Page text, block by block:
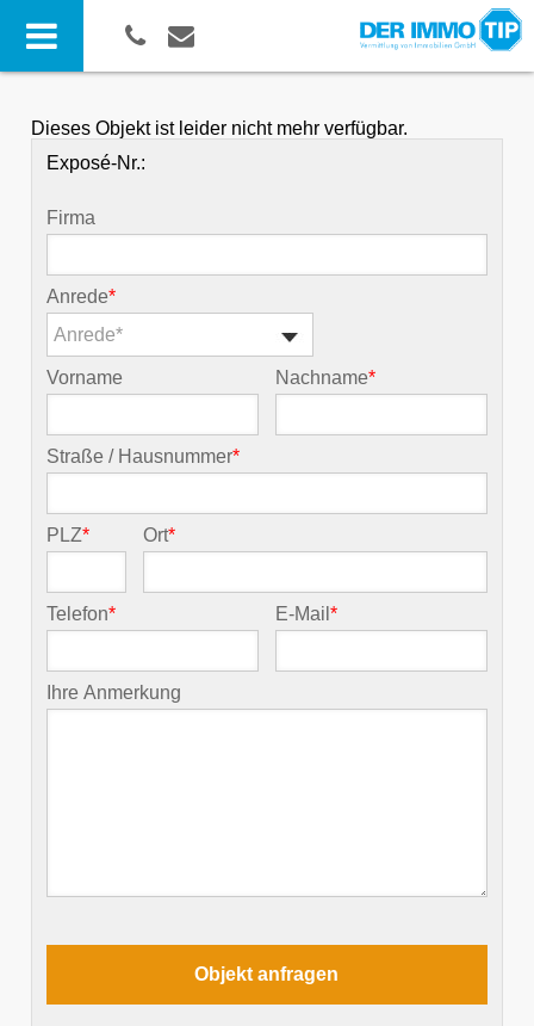
Dieses Objekt ist leider nicht mehr verfügbar.
Exposé-Nr.:
Firma
Anrede*
Anrede*
Vorname Nachname*
Straße / Hausnummer*
PLZ* Ort*
Telefon* E-Mail*
Ihre Anmerkung